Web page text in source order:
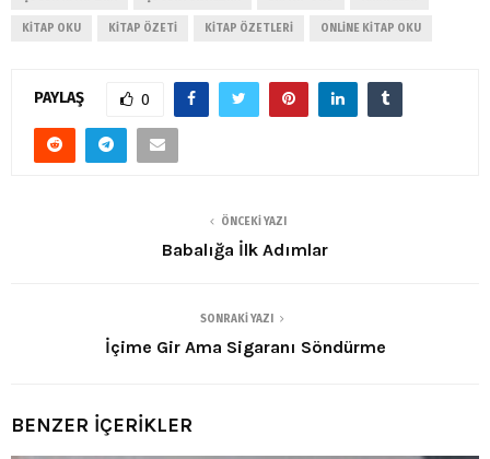
KITAP OKU KITAP ÖZETI KITAP ÖZETLERI ONLINE KITAP OKU
PAYLAŞ 0
ÖNCEKI YAZI
Babalığa İlk Adımlar
SONRAKI YAZI
İçime Gir Ama Sigaranı Söndürme
BENZER İÇERİKLER